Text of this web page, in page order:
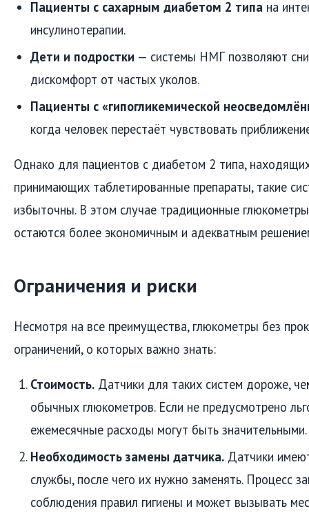
Пациенты с сахарным диабетом 2 типа на
инсулинотерапии.
Дети и подростки — системы НМГ позволяют
дискомфорт от частых уколов.
Пациенты с «гипогликемической
когда человек перестаёт чувствовать
Однако для пациентов с диабетом 2 типа,
принимающих таблетированные препараты, такие
избыточны. В этом случае традиционные
остаются более экономичным и адекватным
Ограничения и риски
Несмотря на все преимущества, глюкометры без
ограничений, о которых важно знать:
Стоимость. Датчики для таких систем дороже,
обычных глюкометров. Если не предусмотрено
ежемесячные расходы могут быть значительными.
Необходимость замены датчика. Датчики
службы, после чего их нужно заменять. Процесс
соблюдения правил гигиены и может вызывать